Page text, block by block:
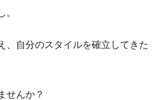
。
、自分のスタイルを確立してきた
せんか？